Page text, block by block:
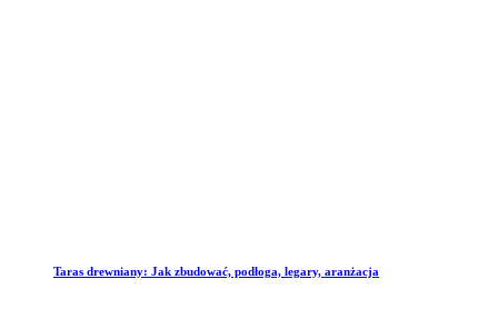
Taras drewniany: Jak zbudować, podłoga, legary, aranżacja